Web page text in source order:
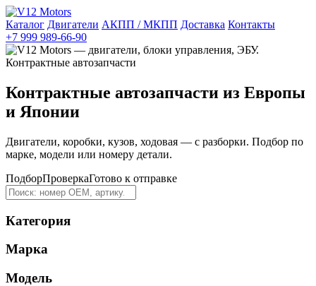
Каталог Двигатели АКПП / МКПП Доставка Контакты
+7 999 989-66-90
Контрактные автозапчасти из Европы
и Японии
Двигатели, коробки, кузов, ходовая — с разборки. Подбор по
марке, модели или номеру детали.
ПодборПроверкаГотово к отправке
Категория
Марка
Модель